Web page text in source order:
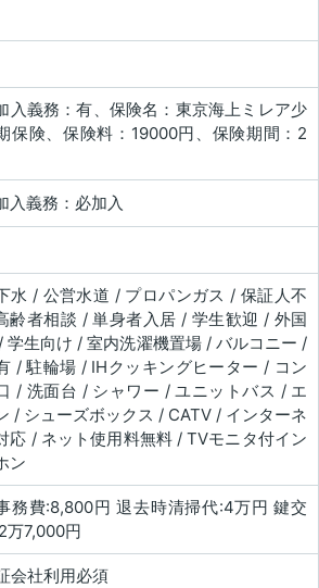
入義務：有、保険名：東京海上ミレア少
保険、保険料：19000円、保険期間：2
入義務：必加入
水 / 公営水道 / プロパンガス / 保証人不
齢者相談 / 単身者入居 / 学生歓迎 / 外国
学生向け / 室内洗濯機置場 / バルコニー /
/ 駐輪場 / IHクッキングヒーター / コン
/ 洗面台 / シャワー / ユニットバス / エ
/ シューズボックス / CATV / インターネ
応 / ネット使用料無料 / TVモニタ付イン
ン
務費:8,800円 退去時清掃代:4万円 鍵交
万7,000円
会社利用必須